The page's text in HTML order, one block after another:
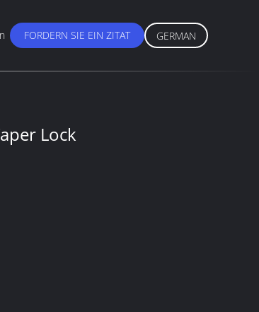
FORDERN SIE EIN ZITAT GERMAN
Lock